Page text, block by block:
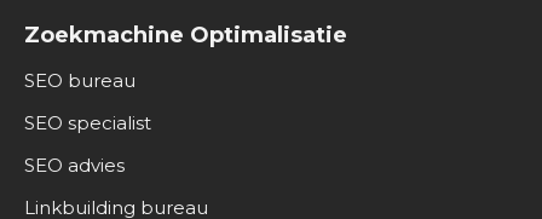
Zoekmachine Optimalisatie
SEO bureau
SEO specialist
SEO advies
Linkbuilding bureau